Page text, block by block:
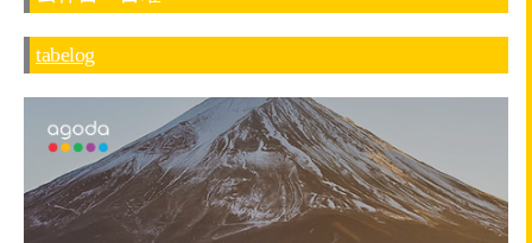
tabelog